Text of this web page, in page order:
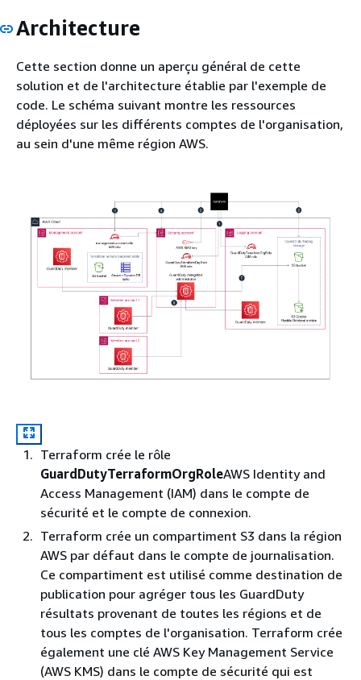
Architecture
Cette section donne un aperçu général de cette
solution et de l'architecture établie par l'exemple de
code. Le schéma suivant montre les ressources
déployées sur les différents comptes de l'organisation,
au sein d'une même région AWS.
Terraform crée le rôle
GuardDutyTerraformOrgRoleAWS Identity and
Access Management (IAM) dans le compte de
sécurité et le compte de connexion.
Terraform crée un compartiment S3 dans la région
AWS par défaut dans le compte de journalisation.
Ce compartiment est utilisé comme destination de
publication pour agréger tous les GuardDuty
résultats provenant de toutes les régions et de
tous les comptes de l'organisation. Terraform crée
également une clé AWS Key Management Service
(AWS KMS) dans le compte de sécurité qui est